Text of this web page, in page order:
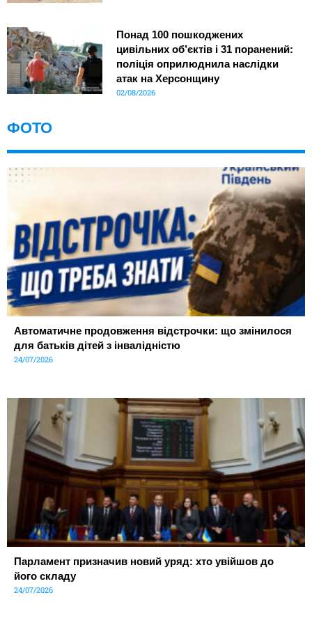
Понад 100 пошкоджених
цивільних об’єктів і 31 поранений:
поліція оприлюднила наслідки
атак на Херсонщину
02/08/2026
ФОТО
Автоматичне продовження відстрочки: що змінилося
для батьків дітей з інвалідністю
24/07/2026
Парламент призначив новий уряд: хто увійшов до
його складу
24/07/2026